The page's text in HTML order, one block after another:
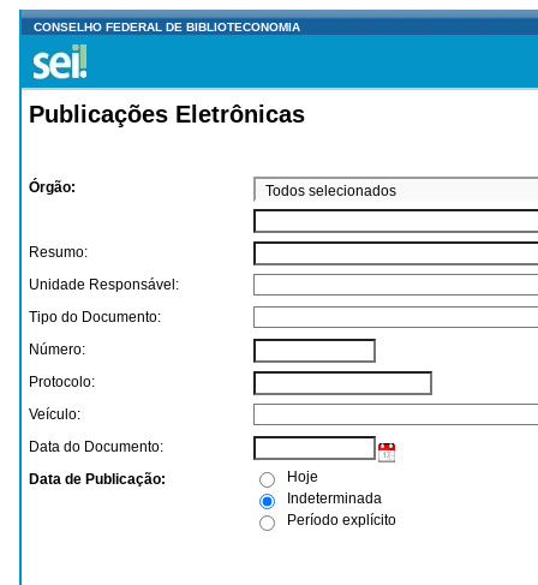
CONSELHO FEDERAL DE BIBLIOTECONOMIA
Publicações Eletrônicas
Órgão: Todos selecionados
Resumo:
Unidade Responsável:
Tipo do Documento:
Número:
Protocolo:
Veículo:
Data do Documento:
Data de Publicação:
Hoje
Indeterminada
Período explícito